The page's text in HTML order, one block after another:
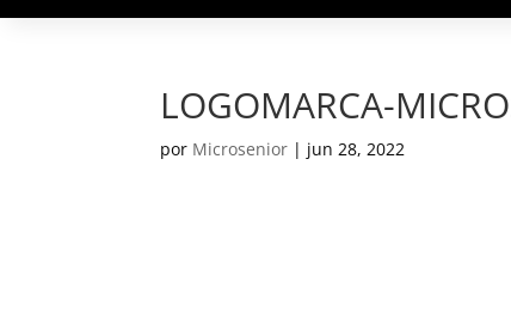
LOGOMARCA-
por Microsenior | jun 28, 2022